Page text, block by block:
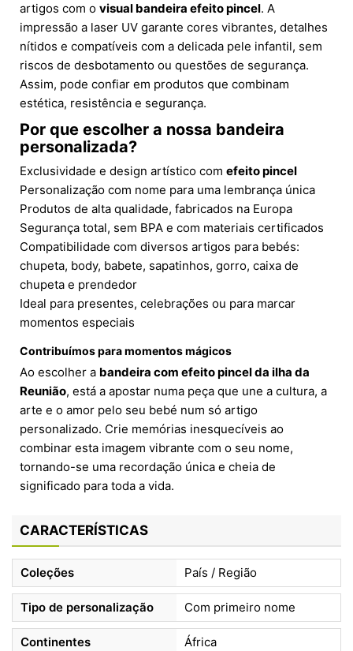
artigos com o visual bandeira efeito pincel. A
impressão a laser UV garante cores vibrantes, detalhes
nítidos e compatíveis com a delicada pele infantil, sem
riscos de desbotamento ou questões de segurança.
Assim, pode confiar em produtos que combinam
estética, resistência e segurança.
Por que escolher a nossa bandeira
personalizada?
Exclusividade e design artístico com efeito pincel
Personalização com nome para uma lembrança única
Produtos de alta qualidade, fabricados na Europa
Segurança total, sem BPA e com materiais certificados
Compatibilidade com diversos artigos para bebés:
chupeta, body, babete, sapatinhos, gorro, caixa de
chupeta e prendedor
Ideal para presentes, celebrações ou para marcar
momentos especiais
Contribuímos para momentos mágicos
Ao escolher a bandeira com efeito pincel da ilha da
Reunião, está a apostar numa peça que une a cultura, a
arte e o amor pelo seu bebé num só artigo
personalizado. Crie memórias inesquecíveis ao
combinar esta imagem vibrante com o seu nome,
tornando-se uma recordação única e cheia de
significado para toda a vida.
CARACTERÍSTICAS
Coleções País / Região
Tipo de personalização Com primeiro nome
Continentes África